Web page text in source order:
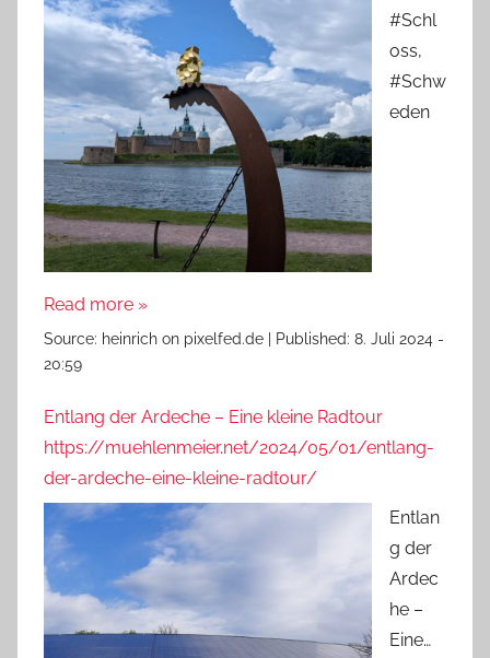
#Schl
oss,
#Schw
eden
Read more »
Source: heinrich on pixelfed.de Published: 8. Juli 2024 -
20:59
Entlang der Ardeche – Eine kleine Radtour
https://muehlenmeier.net/2024/05/01/entlang-
der-ardeche-eine-kleine-radtour/
Entlan
g der
Ardec
he –
Eine…